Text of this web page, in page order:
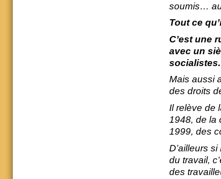
soumis…
Tout ce
C’est une
avec un
socialistes.
Mais aussi
des droits
Il relève de
1948, de la
1999, des
D’ailleurs
du travail,
des